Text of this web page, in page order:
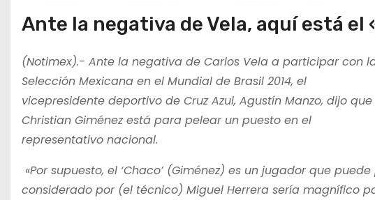
Ante la negativa de Vela, aquí está
(Notimex).- Ante la negativa de Carlos Vela a participar con
Selección Mexicana en el Mundial de Brasil 2014, el
vicepresidente deportivo de Cruz Azul, Agustín Manzo, dijo que
Christian Giménez está para pelear un puesto en el
representativo nacional.
«Por supuesto, el ‘Chaco’ (Giménez) es un jugador que
considerado por (el técnico) Miguel Herrera sería magnífico